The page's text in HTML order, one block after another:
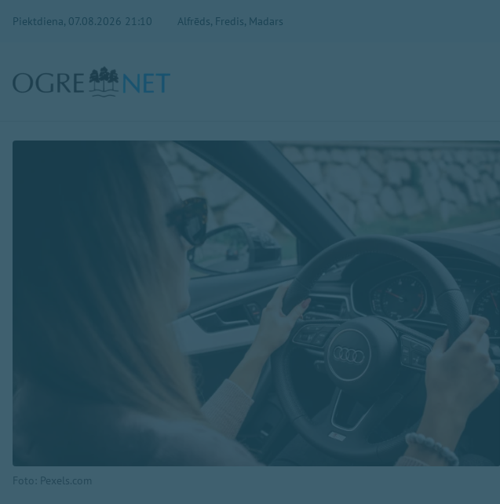
Piektdiena, 07.08.2026 21:10 Alfrēds, Fredis, Madars
Foto: Pexels.com